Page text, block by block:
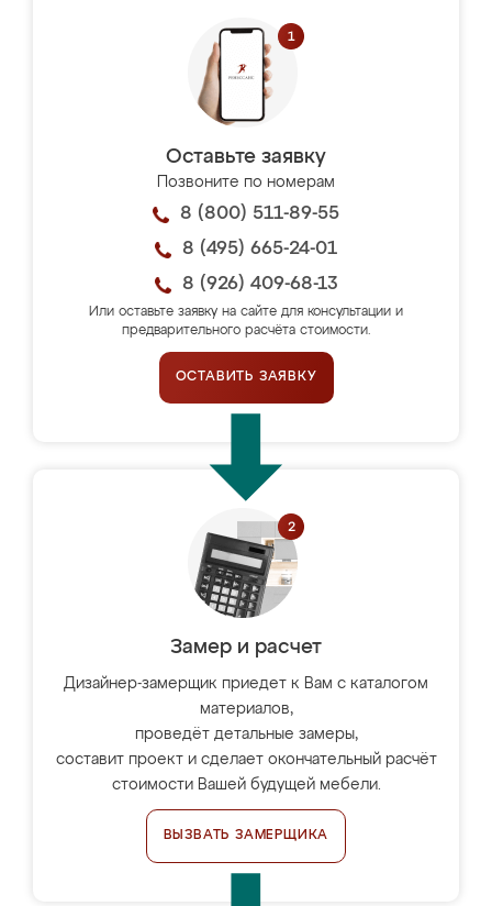
Оставьте заявку
Позвоните по номерам
8 (800) 511-89-55
8 (495) 665-24-01
8 (926) 409-68-13
Или оставьте заявку на сайте для консультации и
предварительного расчёта стоимости.
ОСТАВИТЬ ЗАЯВКУ
Замер и расчет
Дизайнер-замерщик приедет к Вам с каталогом
материалов,
проведёт детальные замеры,
составит проект и сделает окончательный расчёт
стоимости Вашей будущей мебели.
ВЫЗВАТЬ ЗАМЕРЩИКА